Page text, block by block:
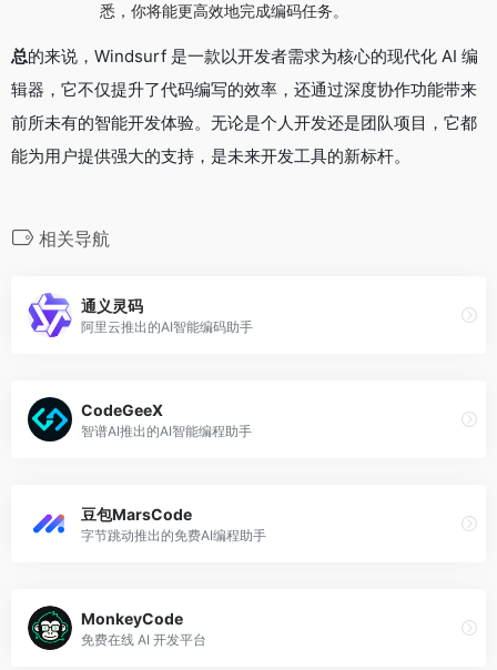
悉，你将能更高效地完成编码任务。
总的来说，Windsurf 是一款以开发者需求为核心的现代化 AI 编
辑器，它不仅提升了代码编写的效率，还通过深度协作功能带来
前所未有的智能开发体验。无论是个人开发还是团队项目，它都
能为用户提供强大的支持，是未来开发工具的新标杆。
相关导航
通义灵码
阿里云推出的AI智能编码助手
CodeGeeX
智谱AI推出的AI智能编程助手
豆包MarsCode
字节跳动推出的免费AI编程助手
MonkeyCode
免费在线 AI 开发平台